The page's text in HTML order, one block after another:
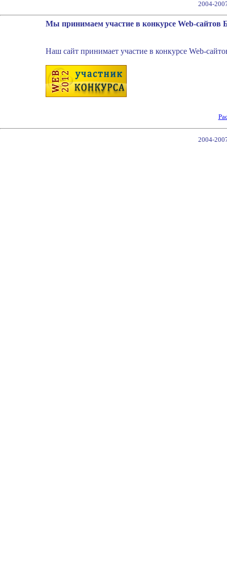
2004-
Мы принимаем участие в конкурсе Web-сайтов
Наш сайт принимает участие в конкурсе Web-
2004-